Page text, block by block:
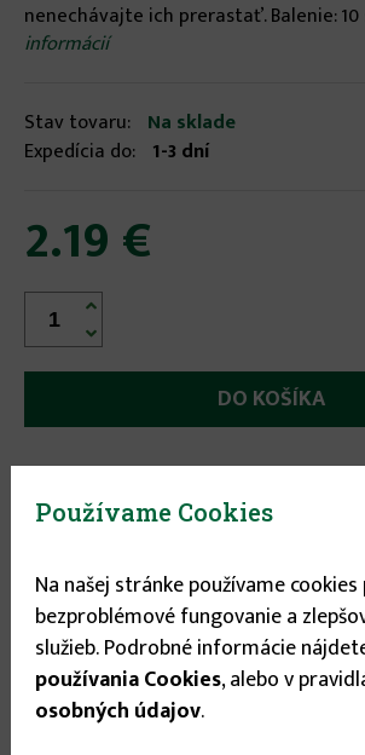
nenechávajte ich prerastať. Balenie: 10
informácií
Stav tovaru: Na sklade
Expedícia do: 1-3 dní
2.19 €


Používame Cookies
Na našej stránke používame
bezproblémové fungovanie a
služieb. Podrobné informácie
používania Cookies, alebo v
osobných údajov.